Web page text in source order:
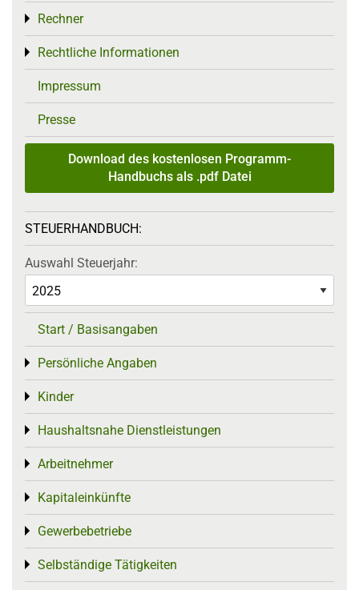
Rechner
Toggle menu
Rechtliche Informationen
Toggle menu
Impressum
Presse
Download des kostenlosen Programm-
Handbuchs als .pdf Datei
STEUERHANDBUCH:
Auswahl Steuerjahr:
Start / Basisangaben
Persönliche Angaben
Toggle menu
Kinder
Toggle menu
Haushaltsnahe Dienstleistungen
Toggle menu
Arbeitnehmer
Toggle menu
Kapitaleinkünfte
Toggle menu
Gewerbebetriebe
Toggle menu
Selbständige Tätigkeiten
Toggle menu